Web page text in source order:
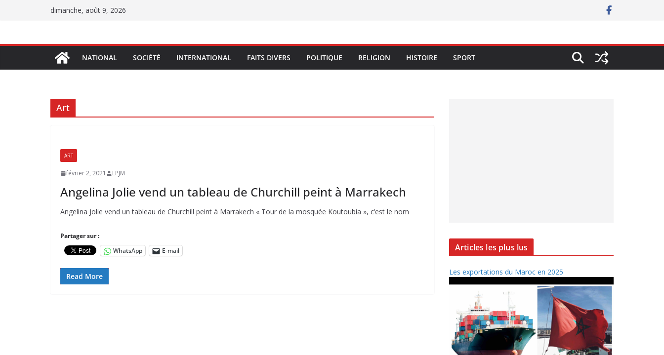
dimanche, août 9, 2026
NATIONAL SOCIÉTÉ INTERNATIONAL FAITS DIVERS POLITIQUE RELIGION HISTOIRE SPORT
Art
ART
février 2, 2021 LPJM
Angelina Jolie vend un tableau de Churchill peint à Marrakech
Angelina Jolie vend un tableau de Churchill peint à Marrakech « Tour de la mosquée Koutoubia », c’est le nom
Partager sur :
WhatsApp
E-mail
Read More
Articles les plus lus
Les exportations du Maroc en 2025